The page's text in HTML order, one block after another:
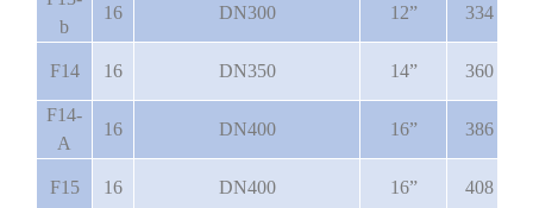
b
16 DN300 12” 334
F14 16 DN350 14” 360
F14-
A
16 DN400 16” 386
F15 16 DN400 16” 408